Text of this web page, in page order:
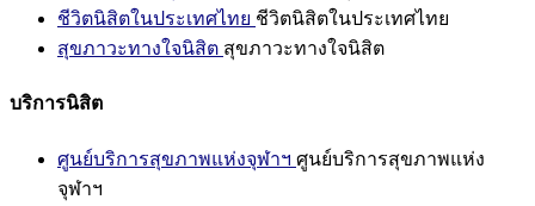
ชีวิตนิสิตในประเทศไทย ชีวิตนิสิตในประเทศไทย
สุขภาวะทางใจนิสิต สุขภาวะทางใจนิสิต
บริการนิสิต
ศูนย์บริการสุขภาพแห่งจุฬาฯ ศูนย์บริการสุขภาพแห่ง
จุฬาฯ